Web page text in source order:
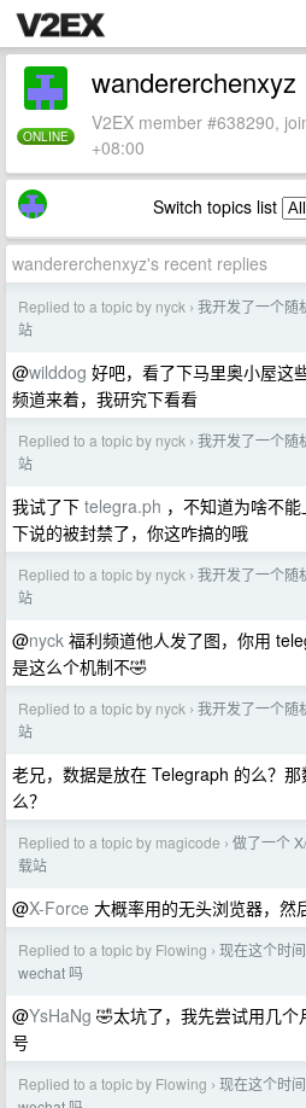
ONLINE
wandererchenxyz
V2EX member #638290,
+08:00
Switch topics list
wandererchenxyz's recent replies
Replied to a topic by nyck › 我开发了一个随
站
@wilddog 好吧，看了下马里奥小屋这
频道来着，我研究下看看
Replied to a topic by nyck › 我开发了一个随
站
我试了下 telegra.ph ，不知道为啥不
下说的被封禁了，你这咋搞的哦
Replied to a topic by nyck › 我开发了一个随
站
@nyck 福利频道他人发了图，你用
是这么个机制不🤣
Replied to a topic by nyck › 我开发了一个随
站
老兄，数据是放在 Telegraph 的么？
么？
Replied to a topic by magicode › 做了一个
载站
@X-Force 大概率用的无头浏览器，然
Replied to a topic by Flowing › 现在这个时
wechat 吗
@YsHaNg 🤣太坑了，我先尝试用几
号
Replied to a topic by Flowing › 现在这个时